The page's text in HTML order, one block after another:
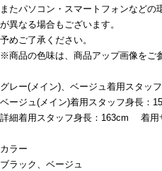
またパソコン・スマートフォンなどの
が異なる場合もございます。
予めご了承ください。
※商品の色味は、商品アップ画像をご
グレー(メイン)、ベージュ着用スタ
ベージュ(メイン)着用スタッフ身長
詳細着用スタッフ身長：163cm 着用
カラー
ブラック、ベージュ